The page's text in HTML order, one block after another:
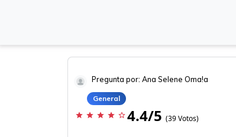
Pregunta por: Ana Selene Oma!a
General
star star star star star_border 4.4/5 (39 Votos)